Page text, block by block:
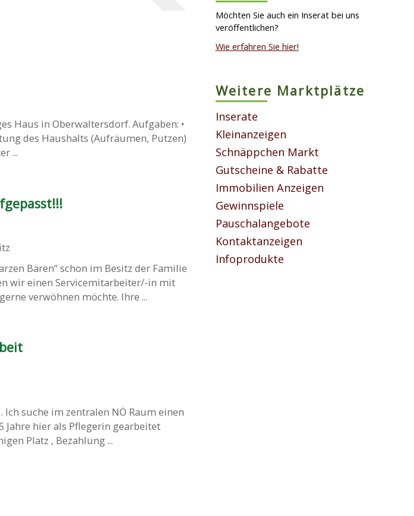
Haus in Oberwaltersdorf. Aufgaben: •
des Haushalts (Aufräumen, Putzen)
...
Bären“ schon im Besitz der Familie
wir einen Servicemitarbeiter/-in mit
verwöhnen möchte. Ihre ...
suche im zentralen NÖ Raum einen
Jahre hier als Pflegerin gearbeitet
Platz , Bezahlung ...
Möchten Sie auch ein Inserat bei uns
veröffentlichen?
Wie erfahren Sie hier!
Weitere Marktplätze
Inserate
Kleinanzeigen
Schnäppchen Markt
Gutscheine & Rabatte
Immobilien Anzeigen
Gewinnspiele
Pauschalangebote
Kontaktanzeigen
Infoprodukte